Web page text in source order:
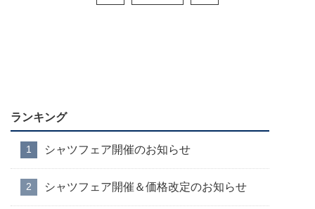
ランキング
シャツフェア開催のお知らせ
シャツフェア開催＆価格改定のお知らせ